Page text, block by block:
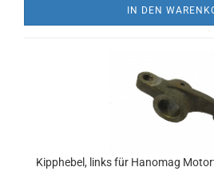
IN DEN
Kipphebel, links für Hanomag